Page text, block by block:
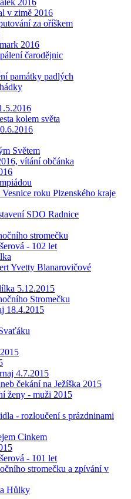
2016
v zimě 2016
za oříškem
2016
čarodějnic
památky padlých
kolem světa
Světem
vítání občánka
roku Plzenského kraje
SDO Radnice
stromečku
- 102 let
Yvetty Blanarovičové
5.12.2015
Stromečku
18.4.2015
4.7.2015
čekání na Ježíška 2015
ženy - muži 2015
- rozloučení s prázdninami
Cinkem
- 101 let
stromečku a zpívání v
Hůlky